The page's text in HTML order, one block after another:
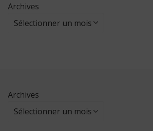
Archives
Archives